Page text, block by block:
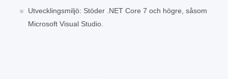
Utvecklingsmiljö: Stöder .NET Core 7 och högre, såsom
Microsoft Visual Studio.